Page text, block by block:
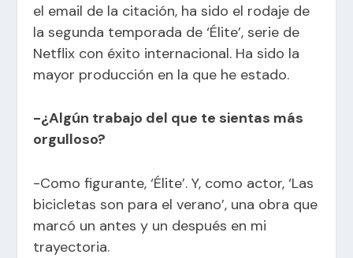
el email de la citación, ha sido el rodaje de
la segunda temporada de ‘Élite’, serie de
Netflix con éxito internacional. Ha sido la
mayor producción en la que he estado.
-¿Algún trabajo del que te sientas más
orgulloso?
-Como figurante, ‘Élite’. Y, como actor, ‘Las
bicicletas son para el verano’, una obra que
marcó un antes y un después en mi
trayectoria.